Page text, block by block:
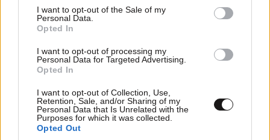
consent section.
I want to opt-out of the Sale of my
Personal Data.
Opted In
I want to opt-out of processing my
Personal Data for Targeted Advertising.
Opted In
I want to opt-out of Collection, Use,
Retention, Sale, and/or Sharing of my
Personal Data that Is Unrelated with the
Purposes for which it was collected.
Opted Out
ποτέ – Ναι, έχω πατήσει φρένο»